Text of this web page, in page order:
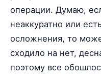
операции. Думаю,
неаккуратно или
осложнения, то
сходило на нет,
поэтому все